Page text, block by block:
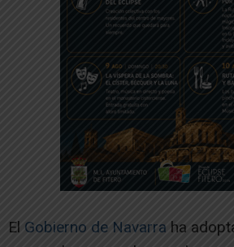
El Gobierno de Navarra ha